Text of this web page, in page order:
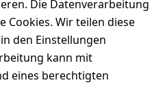
Die Datenverarbeitung
Cookies. Wir teilen diese
den Einstellungen
kann mit
eines berechtigten